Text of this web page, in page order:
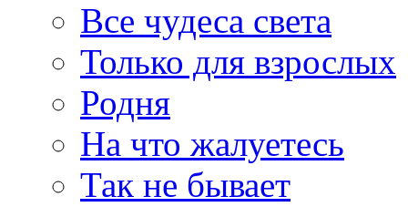
Все чудеса света
Только для взрослых
Родня
На что жалуетесь
Так не бывает